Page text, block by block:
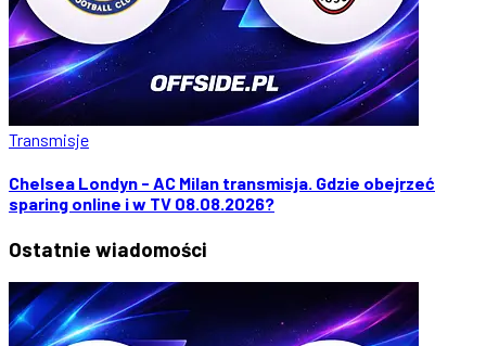
Transmisje
Chelsea Londyn - AC Milan transmisja. Gdzie obejrzeć
sparing online i w TV 08.08.2026?
Ostatnie wiadomości